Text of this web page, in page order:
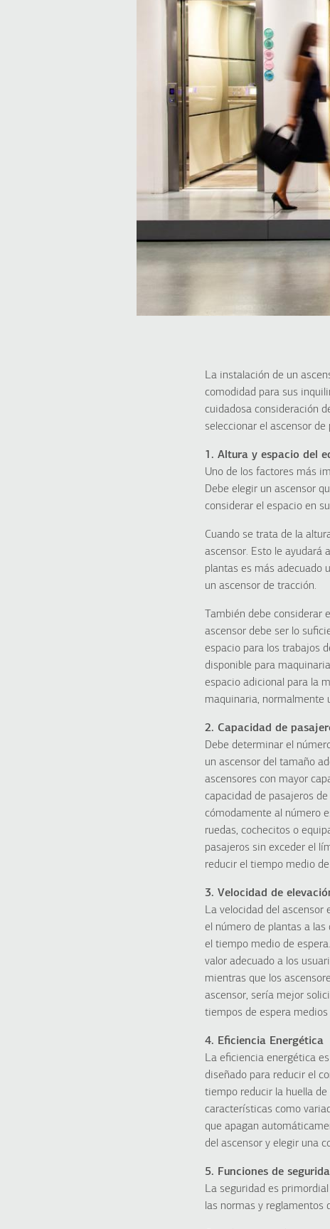
La instalación de un
comodidad para sus
cuidadosa consideración
seleccionar el ascensor
1. Altura y espacio del
Uno de los factores más
Debe elegir un ascensor
considerar el espacio en
Cuando se trata de la
ascensor. Esto le ayudará
plantas es más adecuado
un ascensor de tracción.
También debe considerar
ascensor debe ser lo
espacio para los trabajos
disponible para
espacio adicional para la
maquinaria, normalmente
2. Capacidad de
Debe determinar el
un ascensor del tamaño
ascensores con mayor
capacidad de pasajeros
cómodamente al número
ruedas, cochecitos o
pasajeros sin exceder el
reducir el tiempo medio
3. Velocidad de
La velocidad del ascensor
el número de plantas a
el tiempo medio de
valor adecuado a los
mientras que los
ascensor, sería mejor
tiempos de espera
4. Eficiencia Energética
La eficiencia energética
diseñado para reducir el
tiempo reducir la huella
características como
que apagan
del ascensor y elegir una
5. Funciones de
La seguridad es
las normas y reglamentos